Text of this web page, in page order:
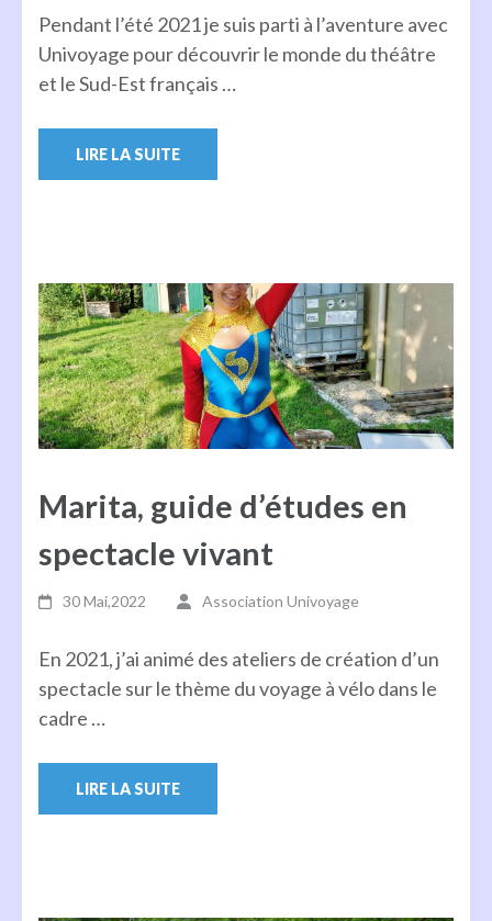
Pendant l’été 2021 je suis parti à l’aventure avec
Univoyage pour découvrir le monde du théâtre
et le Sud-Est français …
LIRE LA SUITE
Marita, guide d’études en
spectacle vivant
30 Mai,2022 Association Univoyage
En 2021, j’ai animé des ateliers de création d’un
spectacle sur le thème du voyage à vélo dans le
cadre …
LIRE LA SUITE